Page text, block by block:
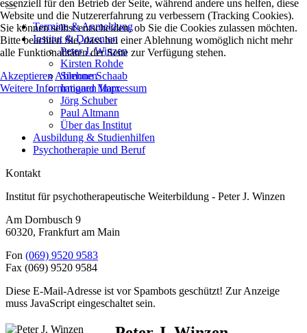
Termine & Anmeldung
Institut & Dozenten
Peter J. Winzen
Kirsten Rohde
Simone Schaab
Irmgard Marx
Jörg Schuber
Paul Altmann
Über das Institut
Ausbildung & Studienhilfen
Psychotherapie und Beruf
Kontakt
Institut für psychotherapeutische Weiterbildung - Peter J. Winzen
Am Dornbusch 9
60320, Frankfurt am Main
Fon (069) 9520 9583
Fax (069) 9520 9584
Diese E-Mail-Adresse ist vor Spambots geschützt! Zur Anzeige
muss JavaScript eingeschaltet sein.
essenziell für den Betrieb der Seite, während andere uns helfen, diese
Website und die Nutzererfahrung zu verbessern (Tracking Cookies).
Sie können selbst entscheiden, ob Sie die Cookies zulassen möchten.
Bitte beachten Sie, dass bei einer Ablehnung womöglich nicht mehr
alle Funktionalitäten der Seite zur Verfügung stehen.
Akzeptieren Ablehnen
Weitere Informationen Impressum